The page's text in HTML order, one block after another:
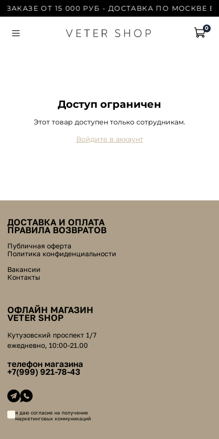
ОТ 15 000 РУБ - ДОСТАВКА ПО МОСКВЕ
0
Доступ ограничен
Этот товар доступен только сотрудникам.
Войдите в аккаунт
ДОСТАВКА И ОПЛАТА
ПРАВИЛА ВОЗВРАТОВ
Публичная оферта
Политика конфиденциальности
Вакансии
Контакты
ОФЛАЙН МАГАЗИН
VETER SHOP
Кутузовский проспект 1/7
ежедневно, 10:00-21.00
телефон магазина
+7(999) 921-78-43
я даю согласие на получение
маркетинговых коммуникаций